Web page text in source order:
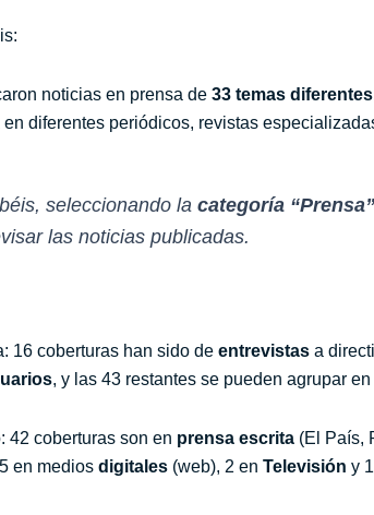
noticias en prensa de 33 temas diferentes
diferentes periódicos, revistas
seleccionando lacategoría
las noticias publicadas.
16 coberturas han sido de entrevistas a
, y las 43 restantes se pueden agrupar en
42 coberturas son en prensa escrita (El País,
en medios digitales (web), 2 en Televisión y